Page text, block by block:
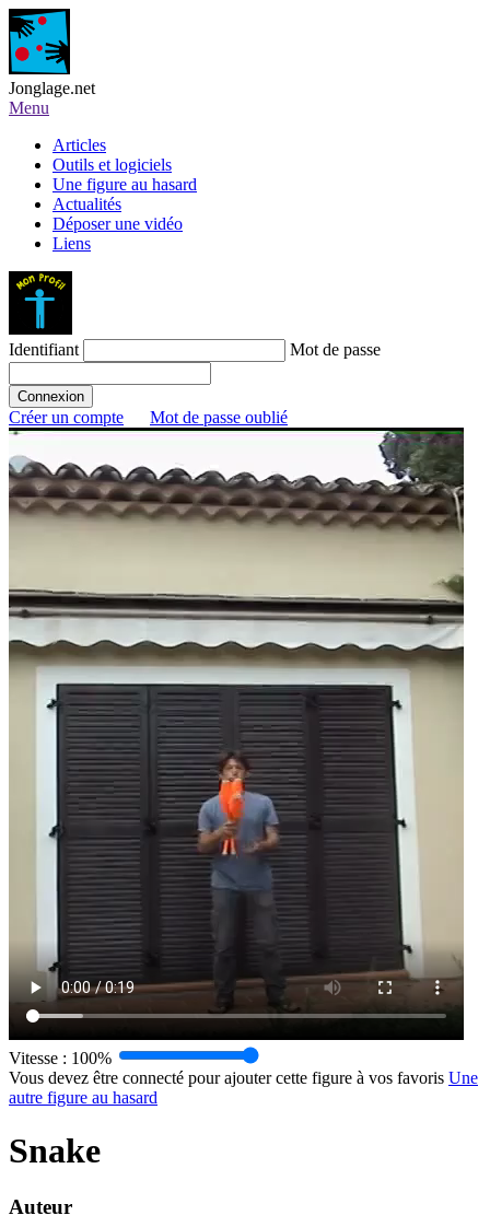
Jonglage.net
Menu
Articles
Outils et logiciels
Une figure au hasard
Actualités
Déposer une vidéo
Liens
Identifiant Mot de passe
Créer un compte Mot de passe oublié
Vitesse : 100%
Vous devez être connecté pour ajouter cette figure à vos favoris Une
autre figure au hasard
Snake
Auteur